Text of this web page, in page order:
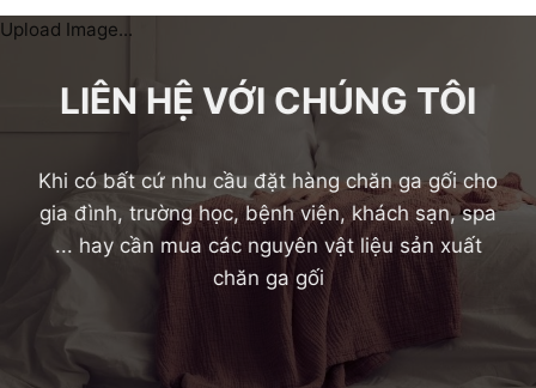
LIÊN HỆ VỚI CHÚNG TÔI
Khi có bất cứ nhu cầu đặt hàng chăn ga gối cho
gia đình, trường học, bệnh viện, khách sạn, spa
... hay cần mua các nguyên vật liệu sản xuất
chăn ga gối
Upload Image...